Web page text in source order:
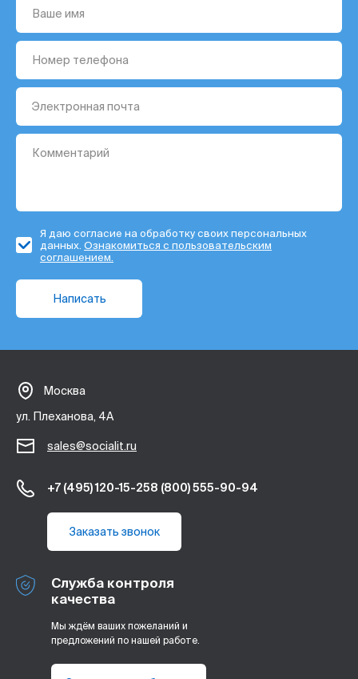
Я даю согласие на обработку своих персональных
данных. Ознакомиться с пользовательским
соглашением.
Написать
Москва
ул. Плеханова, 4А
sales@socialit.ru
+7 (495) 120-15-258 (800) 555-90-94
Заказать звонок
Служба контроля
качества
Мы ждём ваших пожеланий и
предложений по нашей работе.